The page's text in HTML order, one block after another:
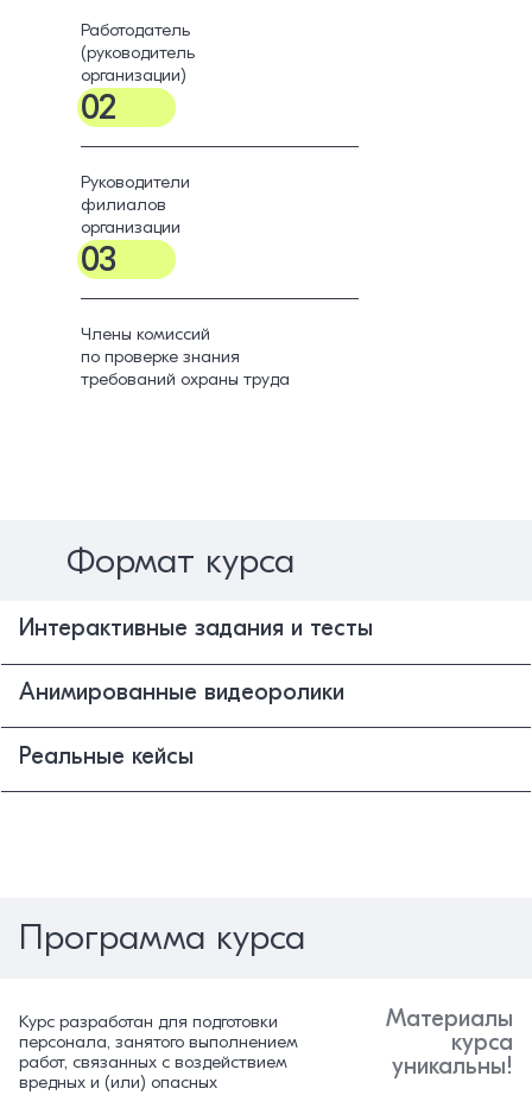
Работодатель
(руководитель
организации)
02
Руководители
филиалов
организации
03
Члены комиссий
по проверке знания
требований охраны труда
Формат курса
Интерактивные задания и тесты
Анимированные видеоролики
Реальные кейсы
Программа курса
Материалы
курса
уникальны!
Курс разработан для подготовки
персонала, занятого выполнением
работ, связанных с воздействием
вредных и (или) опасных